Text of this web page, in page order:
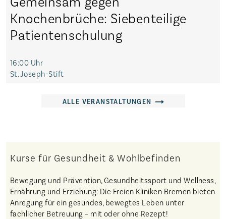
Knochenbrüche: Siebenteilige
Patientenschulung
16:00 Uhr
St. Joseph-Stift
ALLE VERANSTALTUNGEN
Kurse für Gesundheit & Wohlbefinden
Bewegung und Prävention, Gesundheitssport und Wellness,
Ernährung und Erziehung: Die Freien Kliniken Bremen bieten
Anregung für ein gesundes, bewegtes Leben unter
fachlicher Betreuung – mit oder ohne Rezept!